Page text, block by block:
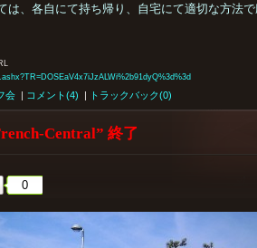
は、各自にて持ち帰り、自宅にて適切な方法
会 | コメント(4) | トラックバック(0)
Central” 終了
0